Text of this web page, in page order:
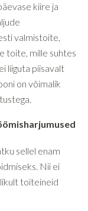
kiire ja
valmistoite,
toite, mille suhtes
liiguta piisavalt
on võimalik
sellel enam
Nii ei
toiteineid